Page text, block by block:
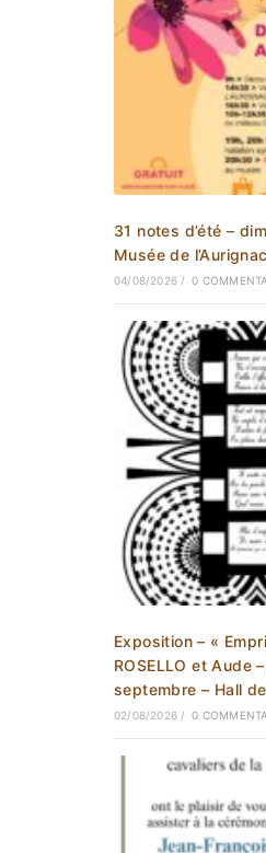
31 notes d’été –
Musée de
04/08/2026 / 0
Exposition – «
ROSELLO et Aude
septembre – Hall
02/08/2026 / 0